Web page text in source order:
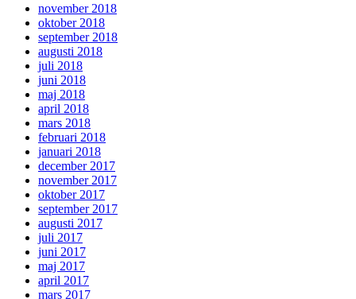
november 2018
oktober 2018
september 2018
augusti 2018
juli 2018
juni 2018
maj 2018
april 2018
mars 2018
februari 2018
januari 2018
december 2017
november 2017
oktober 2017
september 2017
augusti 2017
juli 2017
juni 2017
maj 2017
april 2017
mars 2017